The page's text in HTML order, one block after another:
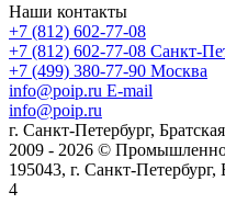
Наши контакты
+7 (812) 602-77-08
+7 (812) 602-77-08 Санкт-
+7 (499) 380-77-90 Москва
info@poip.ru E-mail
info@poip.ru
г. Санкт-Петербург,
2009 - 2026 ©
195043, г. Санкт-
4